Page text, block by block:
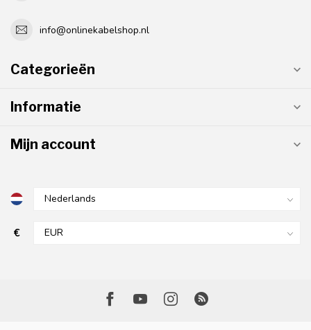
info@onlinekabelshop.nl
Categorieën
Informatie
Mijn account
€